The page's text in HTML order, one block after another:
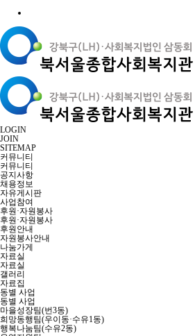
LOGIN
JOIN
SITEMAP
커뮤니티
커뮤니티
공지사항
채용정보
자유게시판
사업참여
후원·자원봉사
후원·자원봉사
후원안내
자원봉사안내
나눔가게
자료실
자료실
갤러리
자료집
동별 사업
동별 사업
마을성장팀(번3동)
희망동행팀(우이동·수유1동)
행복나눔팀(수유2동)